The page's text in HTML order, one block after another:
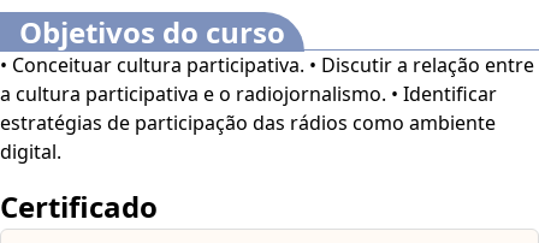
Este curso dispõe dos seguintes recursos de
acessibilidade: cores em alto contraste, aumento de
fonte e tradução automática mediante a Língua
Brasileira de Sinais (Libras). Para ativar esses recursos,
acesse minha conta do lado direito da tela na parte
Objetivos do curso
• Conceituar cultura participativa. • Discutir a relação entre
a cultura participativa e o radiojornalismo. • Identificar
estratégias de participação das rádios como ambiente
digital.
Certificado